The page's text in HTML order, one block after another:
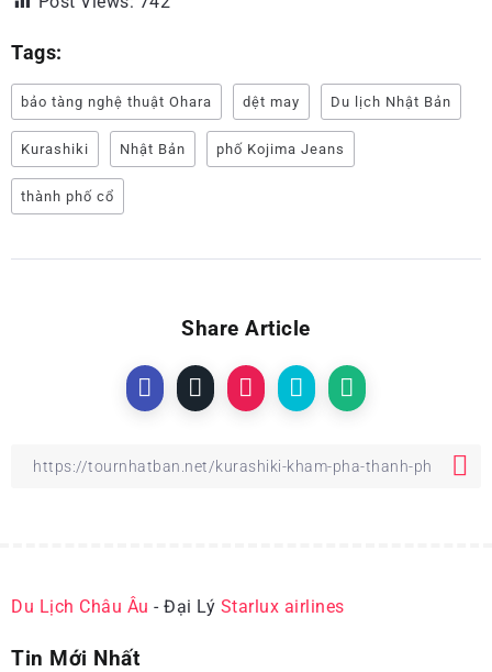
Tags:
bảo tàng nghệ thuật Ohara dệt may Du lịch Nhật Bản
Kurashiki Nhật Bản phố Kojima Jeans
thành phố cổ
Share Article
Du Lịch Châu Âu - Đại Lý Starlux airlines
Tin Mới Nhất